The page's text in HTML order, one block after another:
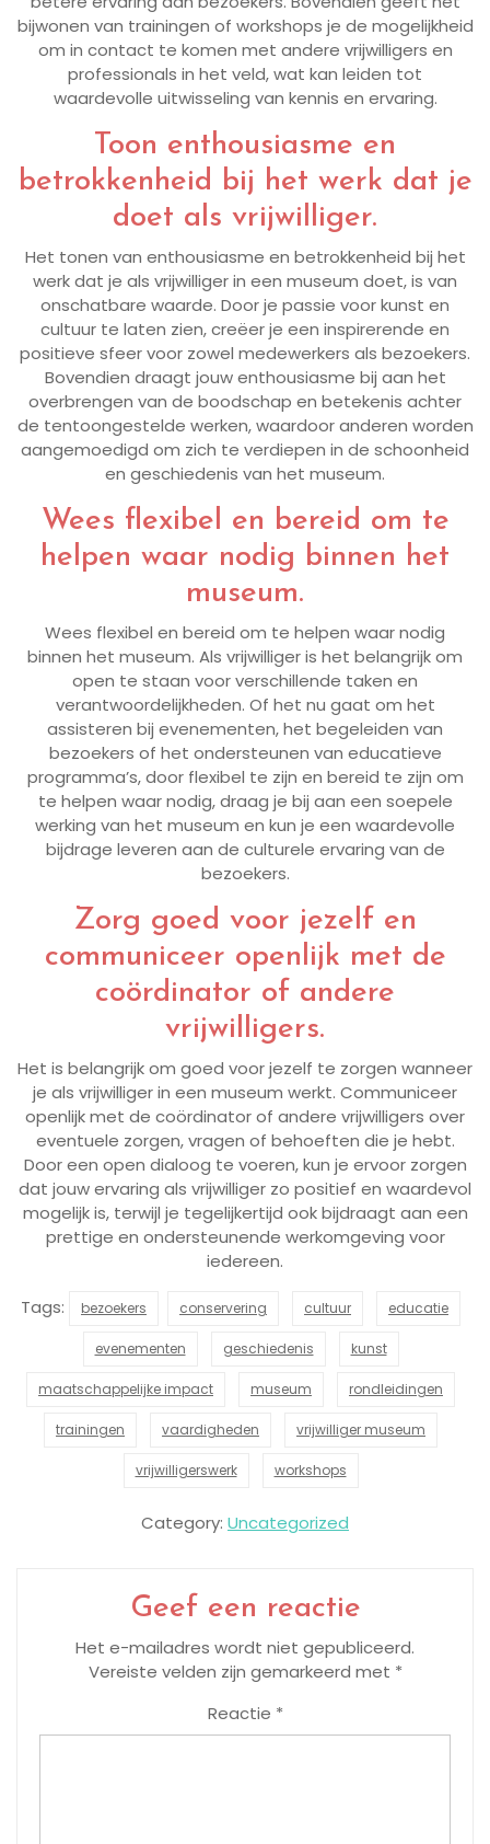
bijwonen van trainingen of workshops je de mogelijkheid
om in contact te komen met andere vrijwilligers en
professionals in het veld, wat kan leiden tot
waardevolle uitwisseling van kennis en ervaring.
Toon enthousiasme en
betrokkenheid bij het werk dat je
doet als vrijwilliger.
Het tonen van enthousiasme en betrokkenheid bij het
werk dat je als vrijwilliger in een museum doet, is van
onschatbare waarde. Door je passie voor kunst en
cultuur te laten zien, creëer je een inspirerende en
positieve sfeer voor zowel medewerkers als bezoekers.
Bovendien draagt jouw enthousiasme bij aan het
overbrengen van de boodschap en betekenis achter
de tentoongestelde werken, waardoor anderen worden
aangemoedigd om zich te verdiepen in de schoonheid
en geschiedenis van het museum.
Wees flexibel en bereid om te
helpen waar nodig binnen het
museum.
Wees flexibel en bereid om te helpen waar nodig
binnen het museum. Als vrijwilliger is het belangrijk om
open te staan voor verschillende taken en
verantwoordelijkheden. Of het nu gaat om het
assisteren bij evenementen, het begeleiden van
bezoekers of het ondersteunen van educatieve
programma’s, door flexibel te zijn en bereid te zijn om
te helpen waar nodig, draag je bij aan een soepele
werking van het museum en kun je een waardevolle
bijdrage leveren aan de culturele ervaring van de
bezoekers.
Zorg goed voor jezelf en
communiceer openlijk met de
coördinator of andere
vrijwilligers.
Het is belangrijk om goed voor jezelf te zorgen wanneer
je als vrijwilliger in een museum werkt. Communiceer
openlijk met de coördinator of andere vrijwilligers over
eventuele zorgen, vragen of behoeften die je hebt.
Door een open dialoog te voeren, kun je ervoor zorgen
dat jouw ervaring als vrijwilliger zo positief en waardevol
mogelijk is, terwijl je tegelijkertijd ook bijdraagt aan een
prettige en ondersteunende werkomgeving voor
iedereen.
Tags:
bezoekers conservering cultuur educatie
evenementen geschiedenis kunst
maatschappelijke impact museum rondleidingen
trainingen vaardigheden vrijwilliger museum
vrijwilligerswerk workshops
Category: Uncategorized
Geef een reactie
Het e-mailadres wordt niet gepubliceerd.
Vereiste velden zijn gemarkeerd met *
Reactie *